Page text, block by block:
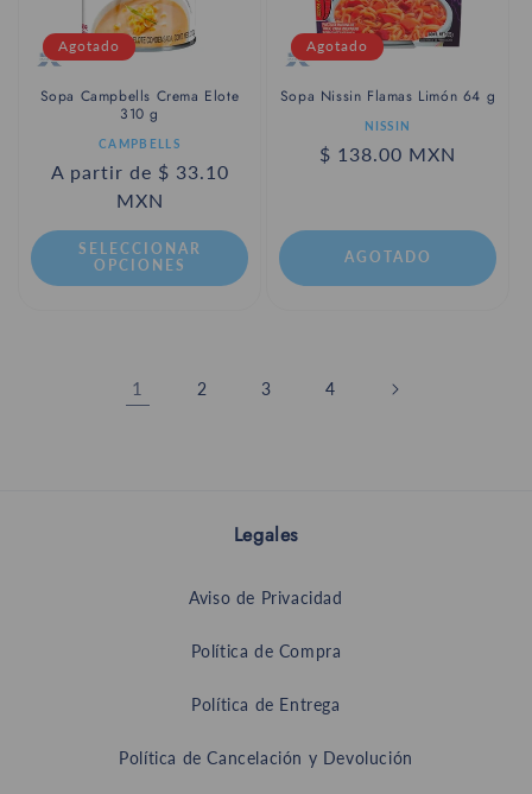
Agotado
Sopa Campbells Crema Elote
310 g
Proveedor:CAMPBELLS
Precio
habitual
A partir de $ 33.10
MXN
SELECCIONAR
OPCIONES
Agotado
Sopa Nissin Flamas Limón 64 g
Proveedor:NISSIN
Precio
$ 138.00 MXN
AGOTADO
1 2 3 4
Legales
Aviso de Privacidad
Política de Compra
Política de Entrega
Política de Cancelación y Devolución